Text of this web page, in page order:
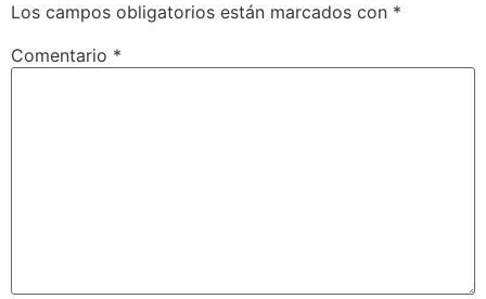
Los campos obligatorios están marcados con *
Comentario *